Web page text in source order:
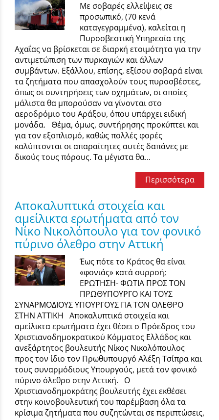
Με σοβαρές ελλείψεις σε
προσωπικό, (70 κενά
καταγεγραμμένα), καλείται η
Πυροσβεστική Υπηρεσία της
Αχαΐας να βρίσκεται σε διαρκή ετοιμότητα για την
αντιμετώπιση των πυρκαγιών και άλλων
συμβάντων. Εξάλλου, επίσης, εξίσου σοβαρά είναι
τα ζητήματα που απασχολούν τους πυροσβέστες,
όπως οι συντηρήσεις των οχημάτων, οι οποίες
μάλιστα θα μπορούσαν να γίνονται στο
αεροδρόμιο του Αράξου, όπου υπάρχει ειδική
μονάδα. Θέμα, όμως, συντήρησης προκύπτει και
για τον εξοπλισμό, καθώς πολλές φορές
καλύπτονται οι απαραίτητες αυτές δαπάνες με
δικούς τους πόρους. Τα μέγιστα θα...
Περισσότερα
Αποκαλυπτικά στοιχεία και
αμείλικτα ερωτήματα από τον
Νίκο Νικολόπουλο για τον φονικό
πύρινο όλεθρο στην Αττική
Έως πότε το Κράτος θα είναι
«φονιάς» κατά συρροή;
ΕΡΩΤΗΣΗ- ΦΩΤΙΑ ΠΡΟΣ ΤΟΝ
ΠΡΩΘΥΠΟΥΡΓΟ ΚΑΙ ΤΟΥΣ
ΣΥΝΑΡΜΟΔΙΟΥΣ ΥΠΟΥΡΓΟΥΣ ΓΙΑ ΤΟΝ ΟΛΕΘΡΟ
ΣΤΗΝ ΑΤΤΙΚΗ Αποκαλυπτικά στοιχεία και
αμείλικτα ερωτήματα έχει θέσει ο Πρόεδρος του
Χριστιανοδημοκρατικού Κόμματος Ελλάδος και
ανεξάρτητος βουλευτής Νίκος Νικολόπουλος
προς τον ίδιο τον Πρωθυπουργό Αλέξη Τσίπρα και
τους συναρμόδιους Υπουργούς, μετά τον φονικό
πύρινο όλεθρο στην Αττική. Ο
Χριστιανοδημοκράτης βουλευτής έχει εκθέσει
στην κοινοβουλευτική του παρέμβαση όλα τα
κρίσιμα ζητήματα που συζητώνται σε περιπτώσεις,